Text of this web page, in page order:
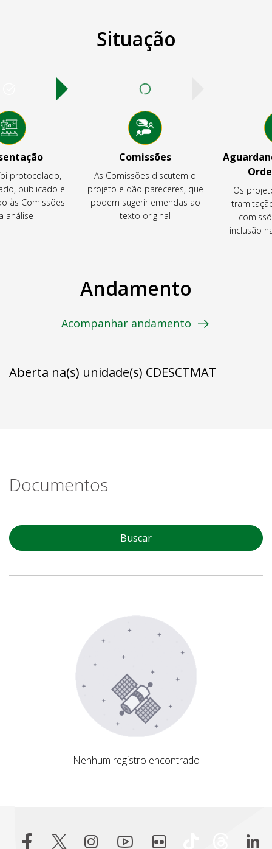
Situação
protocolado,
publicado e
às Comissões
análise
Comissões
As Comissões discutem o
projeto e dão pareceres, que
podem sugerir emendas ao
texto original
Os
inclusão
Andamento
Acompanhar andamento
Aberta na(s) unidade(s) CDESCTMAT
Documentos
Buscar
Nenhum registro encontrado
Nenhum registro encontrado